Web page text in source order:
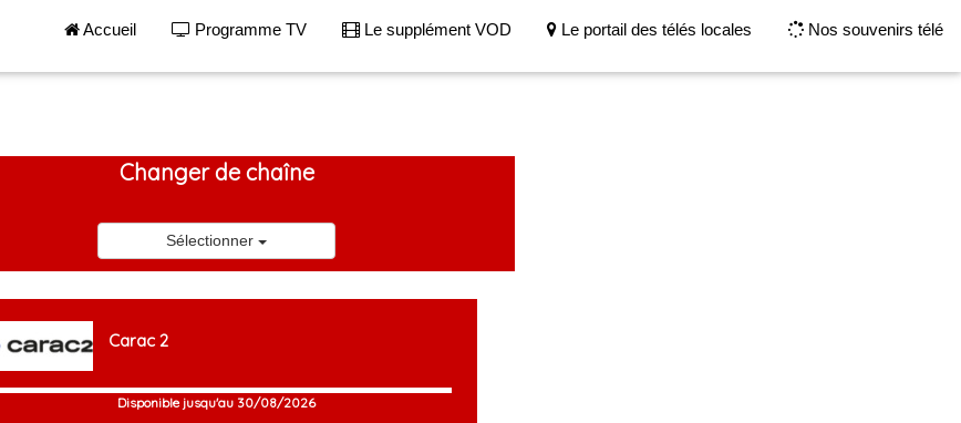
Accueil Programme TV Le supplément VOD Le portail des télés locales Nos souvenirs télé
Changer de chaîne
Sélectionner
Carac 2
Disponible jusqu'au 30/08/2026